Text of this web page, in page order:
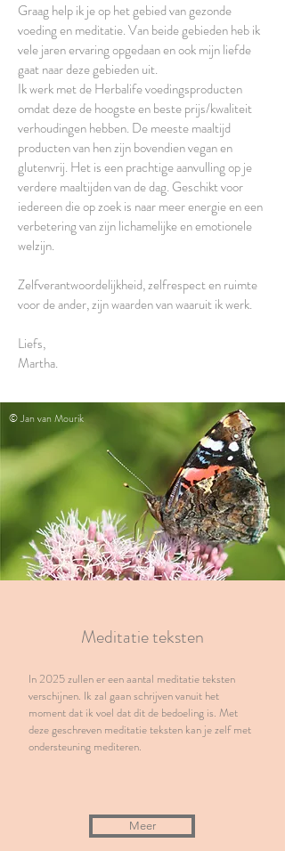
Graag help ik je op het gebied van gezonde
voeding en meditatie. Van beide gebieden heb ik
vele jaren ervaring opgedaan en ook mijn liefde
gaat naar deze gebieden uit.
Ik werk met de Herbalife voedingsproducten
omdat deze de hoogste en beste prijs/kwaliteit
verhoudingen hebben. De meeste maaltijd
producten van hen zijn bovendien vegan en
glutenvrij. Het is een prachtige aanvulling op je
verdere maaltijden van de dag. Geschikt voor
iedereen die op zoek is naar meer energie en een
verbetering van zijn lichamelijke en emotionele
welzijn.
Zelfverantwoordelijkheid, zelfrespect en ruimte
voor de ander, zijn waarden van waaruit ik werk.
Liefs,
Martha.
© Jan van Mourik
Meditatie teksten
In 2025 zullen er een aantal meditatie teksten
verschijnen. Ik zal gaan schrijven vanuit het
moment dat ik voel dat dit de bedoeling is. Met
deze geschreven meditatie teksten kan je zelf met
ondersteuning mediteren.
Meer